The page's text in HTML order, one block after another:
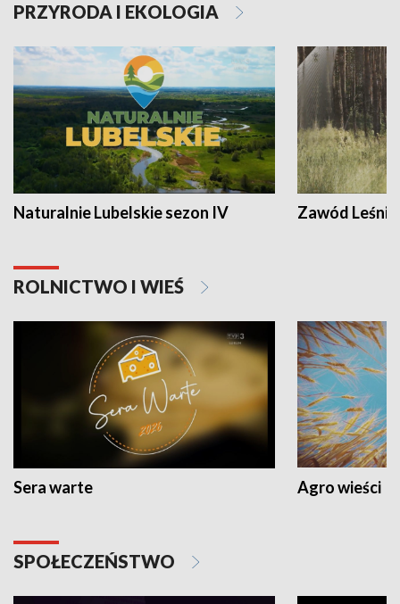
PRZYRODA I EKOLOGIA
Naturalnie Lubelskie sezon IV Zawód Leśnik
ROLNICTWO I WIEŚ
Sera warte Agro wieści
SPOŁECZEŃSTWO